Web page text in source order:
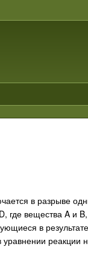
в разрыве
где вещества A и
в
реакции